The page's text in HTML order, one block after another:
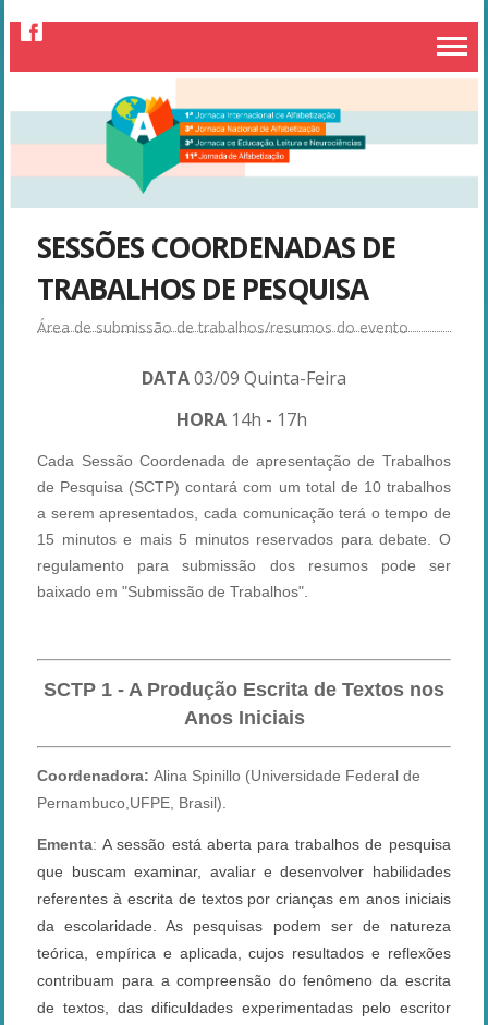
SESSÕES COORDENADAS DE
TRABALHOS DE PESQUISA
DATA03/09 Quinta-Feira
HORA 14h - 17h
Cada Sessão Coordenada de apresentação de Trabalhos
de Pesquisa (SCTP) contará com um total de 10 trabalhos
a serem apresentados, cada comunicação terá o tempo de
15 minutos e mais 5 minutos reservados para debate. O
regulamento para submissão dos resumos pode ser
baixado em "Submissão de Trabalhos".
SCTP 1 - A Produção Escrita de Textos nos
Anos Iniciais
Coordenadora: Alina Spinillo (Universidade Federal de
Pernambuco,UFPE, Brasil).
Ementa: A sessão está aberta para trabalhos de pesquisa
que buscam examinar, avaliar e desenvolver habilidades
referentes à escrita de textos por crianças em anos iniciais
da escolaridade. As pesquisas podem ser de natureza
teórica, empírica e aplicada, cujos resultados e reflexões
contribuam para a compreensão do fenômeno da escrita
de textos, das dificuldades experimentadas pelo escritor